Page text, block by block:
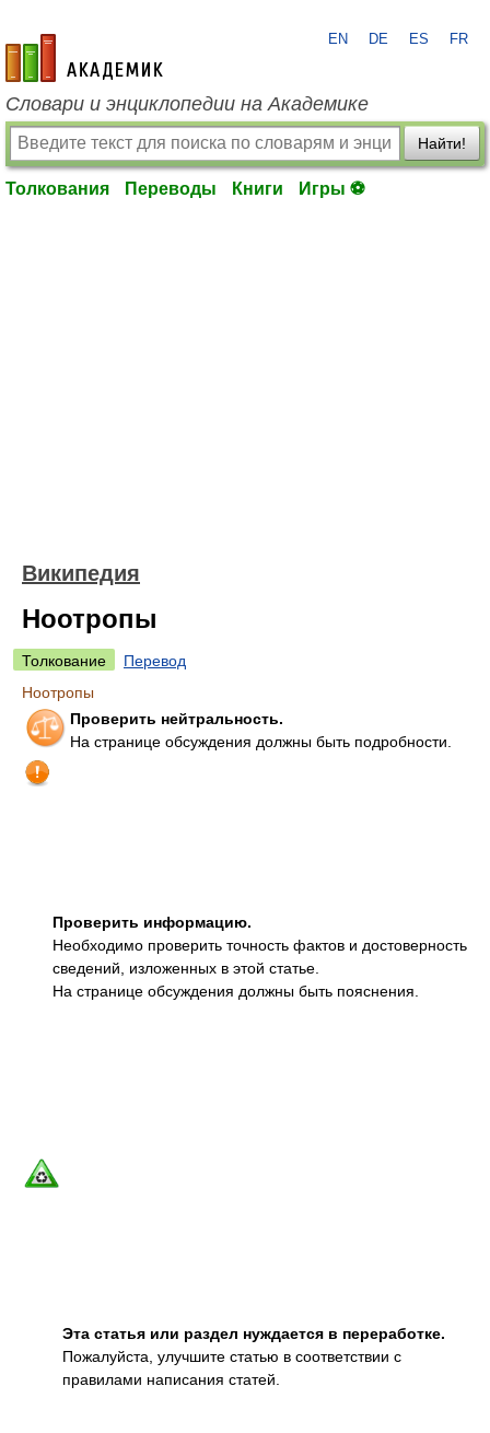
academic.ru
EN DE ES FR
Словари и энциклопедии на Академике
Найти!
Толкования Переводы Книги Игры ⚽
Википедия
Ноотропы
Толкование
Перевод
Ноотропы
Проверить нейтральность.
На странице обсуждения должны быть подробности.
Проверить информацию.
Необходимо проверить точность фактов и достоверность
сведений, изложенных в этой статье.
На странице обсуждения должны быть пояснения.
Эта статья или раздел нуждается в переработке.
Пожалуйста, улучшите статью в соответствии с
правилами написания статей.